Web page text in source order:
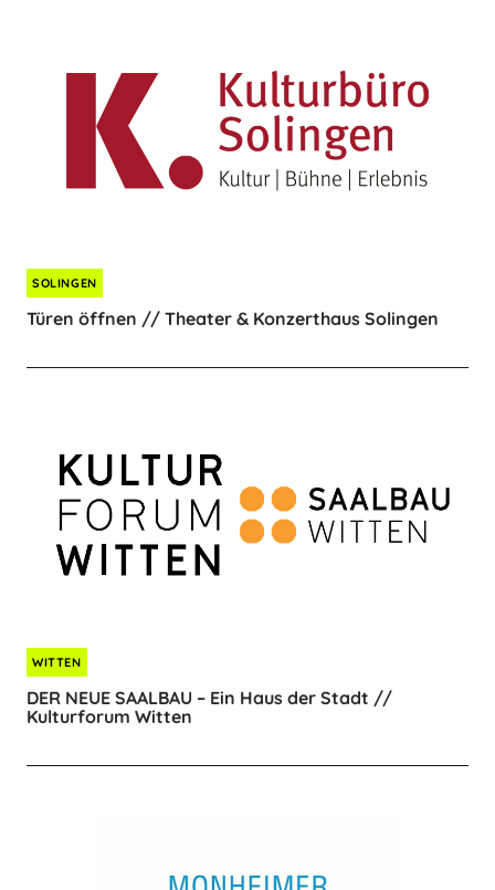
SOLINGEN
Türen öffnen // Theater & Konzerthaus Solingen
WITTEN
DER NEUE SAALBAU – Ein Haus der Stadt //
Kulturforum Witten